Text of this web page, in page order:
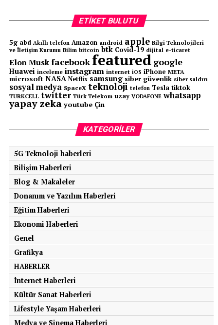
Toyota AA’nin Mirası
Toyota AA, Japonya’nın otomotiv sanayisinin
gelişmesinde kritik bir rol oynadı. Model,sadece 1.404
adet üretildive 1943 yılına kadar üretimde kaldı. İkinci
Dünya Savaşı’nın başlamasıyla Toyota, askeri araçlara
yönelmek zorunda kaldı ve AA’nın üretimi sona erdi.
Ancak Toyota AA’nın açtığı yol, şirketin geleceğini
sayesinde Toyota, 1950’lerden itibaren küresel bir
büyük otomobil üreticilerinden biri olarak kabul ediliyor.
Toyota AA, günümüzde nadir bulunan bir koleksiyon
parçası olarak değerlendiriliyor. 2008 yılında Toyota, bu
efsanevi modelin birebir kopyasını üretmiş ve markanın
kökenlerine bir saygı duruşunda bulunmuştur.
ETIKET BULUTU
5g abd Akıllı telefon Amazon android apple Bilgi Teknolojileri
ve İletişim Kurumu Bilim bitcoin btk Covid-19 dijital e-ticaret
Elon Muskfacebook featured google
Huawei inceleme instagram internet iOS iPhone META
microsoft NASA Netflix samsung siber güvenlik siber saldırı
sosyal medya SpaceX teknoloji telefon Tesla tiktok
TURKCELL twitter Türk Telekom uzay VODAFONE whatsapp
yapay zeka youtube Çin
KATEGORILER
5G Teknoloji haberleri
Bilişim Haberleri
Blog & Makaleler
Donanım ve Yazılım Haberleri
Eğitim Haberleri
Ekonomi Haberleri
Genel
Grafikya
HABERLER
İnternet Haberleri
Kültür Sanat Haberleri
Lifestyle Yaşam Haberleri
Medya ve Sinema Haberleri